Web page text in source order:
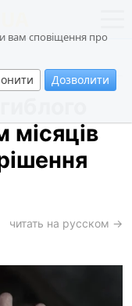
вам сповіщення про
Дозволити
місяців
читать на русском →